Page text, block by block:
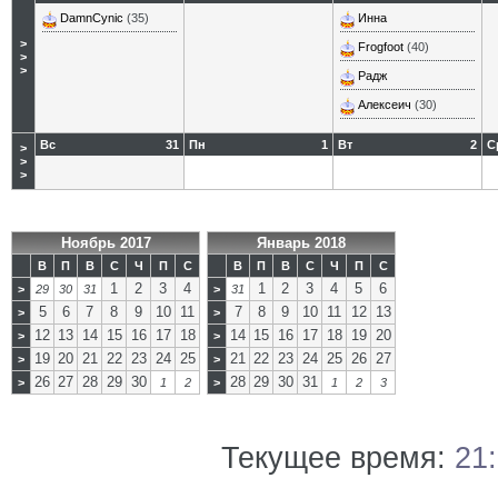
>
>
>
DamnCynic (35)
Инна
Frogfoot (40)
Радж
Алексеич (30)
>
>
>
31
Вс 1
Пн 2
Вт
Ноябрь 2017
В П В С Ч П
С
>
29 30 31 1 2 3 4
> 5 6 7 8 9 10 11
> 12 13 14 15 16 17 18
> 19 20 21 22 23 24 25
> 26 27 28 29 30 1 2
Январь 2018
В П В С Ч П
С
>
31 1 2 3 4 5 6
> 7 8 9 10 11 12 13
> 14 15 16 17 18 19 20
> 21 22 23 24 25 26 27
> 28 29 30 31 1 2 3
Текущее время: